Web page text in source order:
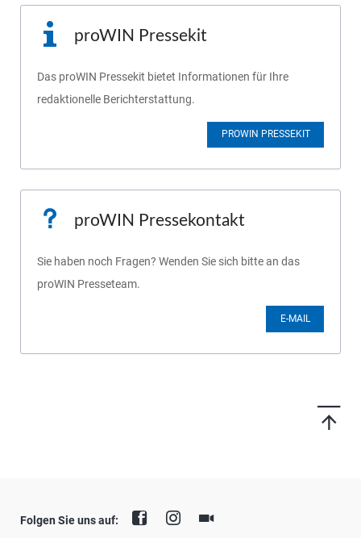
proWIN Pressekit
Das proWIN Pressekit bietet Informationen für Ihre
redaktionelle Berichterstattung.
PROWIN PRESSEKIT
proWIN Pressekontakt
Sie haben noch Fragen? Wenden Sie sich bitte an das
proWIN Presseteam.
E-MAIL
Folgen Sie uns auf: